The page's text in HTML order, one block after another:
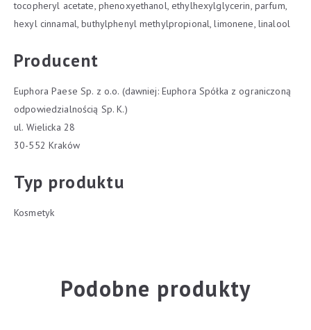
tocopheryl acetate, phenoxyethanol, ethylhexylglycerin, parfum,
hexyl cinnamal, buthylphenyl methylpropional, limonene, linalool
Producent
Euphora Paese Sp. z o.o. (dawniej: Euphora Spółka z ograniczoną
odpowiedzialnością Sp. K.)
ul. Wielicka 28
30-552 Kraków
Typ produktu
Kosmetyk
Podobne produkty